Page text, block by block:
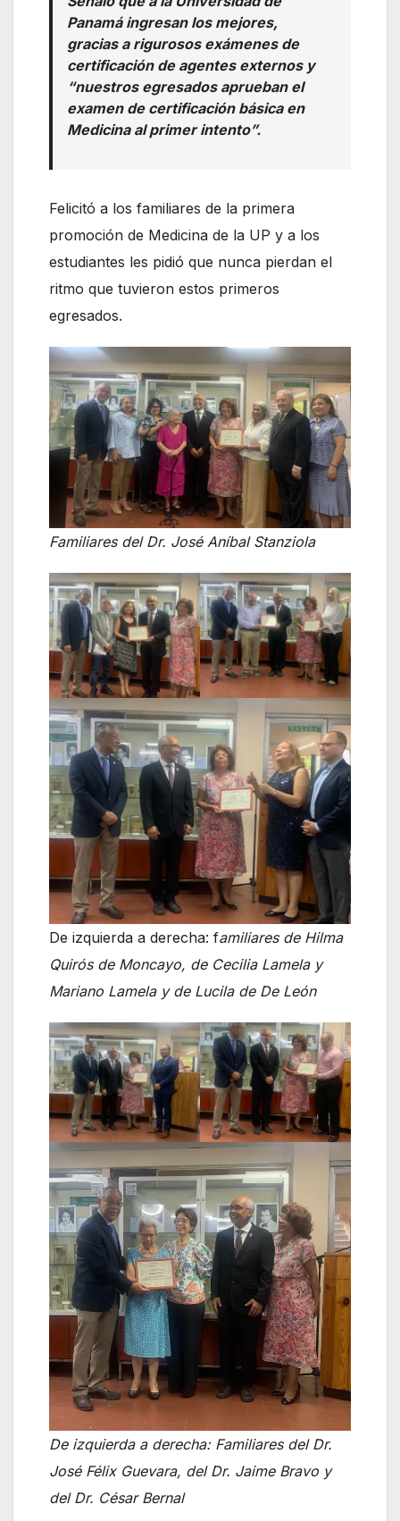
Panamá ingresan los mejores,
gracias a rigurosos exámenes de
certificación de agentes externos y
“nuestros egresados aprueban el
examen de certificación básica en
Medicina al primer intento”.
Felicitó a los familiares de la primera
promoción de Medicina de la UP y a los
estudiantes les pidió que nunca pierdan el
ritmo que tuvieron estos primeros
egresados.
Familiares del Dr. José Aníbal Stanziola
De izquierda a derecha: familiares de Hilma
Quirós de Moncayo, de Cecilia Lamela y
Mariano Lamela y de Lucila de De León
De izquierda a derecha: Familiares del Dr.
José Félix Guevara, del Dr. Jaime Bravo y
del Dr. César Bernal